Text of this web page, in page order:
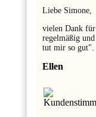
Liebe Simone,
vielen Dank
regelmäßig
tut mir so gut".
Ellen